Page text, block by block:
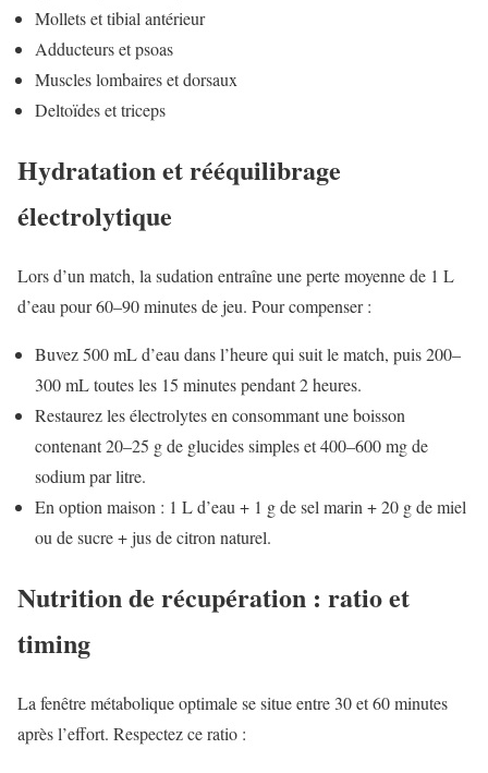
Mollets et tibial antérieur
Adducteurs et psoas
Muscles lombaires et dorsaux
Deltoïdes et triceps
Hydratation et rééquilibrage
électrolytique
Lors d’un match, la sudation entraîne une perte moyenne de 1 L
d’eau pour 60–90 minutes de jeu. Pour compenser :
Buvez 500 mL d’eau dans l’heure qui suit le match, puis 200–
300 mL toutes les 15 minutes pendant 2 heures.
Restaurez les électrolytes en consommant une boisson
contenant 20–25 g de glucides simples et 400–600 mg de
sodium par litre.
En option maison : 1 L d’eau + 1 g de sel marin + 20 g de miel
ou de sucre + jus de citron naturel.
Nutrition de récupération : ratio et
timing
La fenêtre métabolique optimale se situe entre 30 et 60 minutes
après l’effort. Respectez ce ratio :